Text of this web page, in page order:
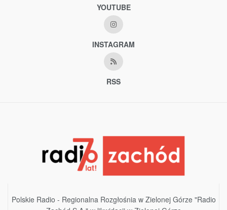
YOUTUBE
INSTAGRAM
RSS
Polskie Radio - Regionalna Rozgłośnia w Zielonej Górze "Radio